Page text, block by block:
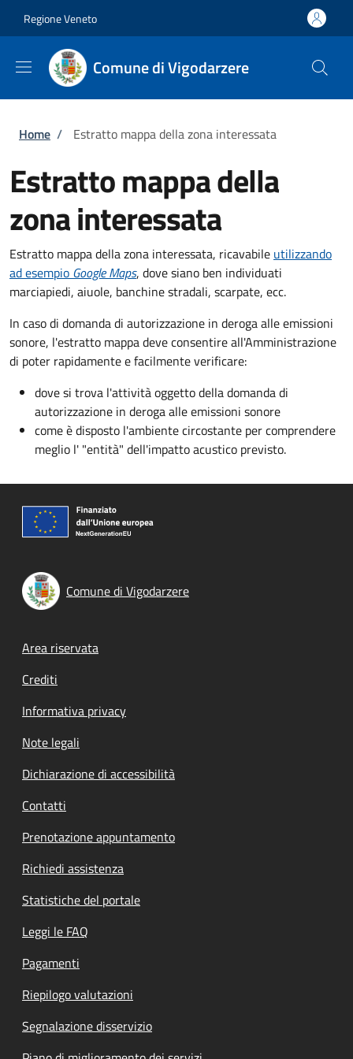
Regione Veneto
Comune di Vigodarzere
Briciole di pane
Home / Estratto mappa della zona interessata
Estratto mappa della
zona interessata
Estratto mappa della zona interessata, ricavabile utilizzando
ad esempio Google Maps, dove siano ben individuati
marciapiedi, aiuole, banchine stradali, scarpate, ecc.
In caso di domanda di autorizzazione in deroga alle emissioni
sonore, l'estratto mappa deve consentire all'Amministrazione
di poter rapidamente e facilmente verificare:
dove si trova l'attività oggetto della domanda di
autorizzazione in deroga alle emissioni sonore
come è disposto l'ambiente circostante per comprendere
meglio l' "entità" dell'impatto acustico previsto.
Comune di Vigodarzere
Footer menu
Area riservata
Crediti
Informativa privacy
Note legali
Dichiarazione di accessibilità
Contatti
Prenotazione appuntamento
Richiedi assistenza
Statistiche del portale
Leggi le FAQ
Pagamenti
Riepilogo valutazioni
Segnalazione disservizio